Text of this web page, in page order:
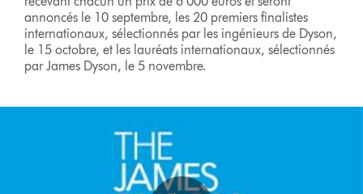
annoncés le 10 septembre, les 20 premiers finalistes
internationaux, sélectionnés par les ingénieurs de Dyson,
le 15 octobre, et les lauréats internationaux, sélectionnés
par James Dyson, le 5 novembre.